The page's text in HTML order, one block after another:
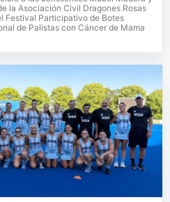
la Asociación Civil Dragones Rosas
Festival Participativo de Botes
de Palistas con Cáncer de Mama